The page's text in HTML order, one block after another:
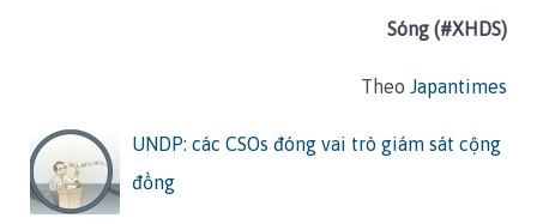
Sóng (#XHDS)
Theo Japantimes
UNDP: các CSOs đóng vai trò giám sát cộng
đồng